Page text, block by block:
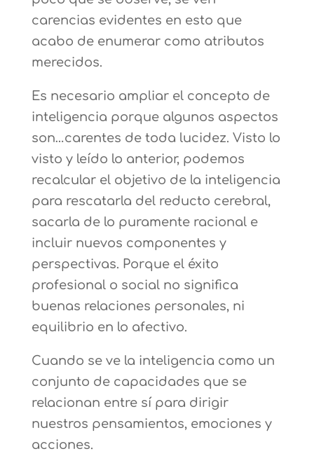
carencias evidentes en esto que
acabo de enumerar como atributos
merecidos.
Es necesario ampliar el concepto de
inteligencia porque algunos aspectos
son…carentes de toda lucidez. Visto lo
visto y leído lo anterior, podemos
recalcular el objetivo de la inteligencia
para rescatarla del reducto cerebral,
sacarla de lo puramente racional e
incluir nuevos componentes y
perspectivas. Porque el éxito
profesional o social no significa
buenas relaciones personales, ni
equilibrio en lo afectivo.
Cuando se ve la inteligencia como un
conjunto de capacidades que se
relacionan entre sí para dirigir
nuestros pensamientos, emociones y
acciones.